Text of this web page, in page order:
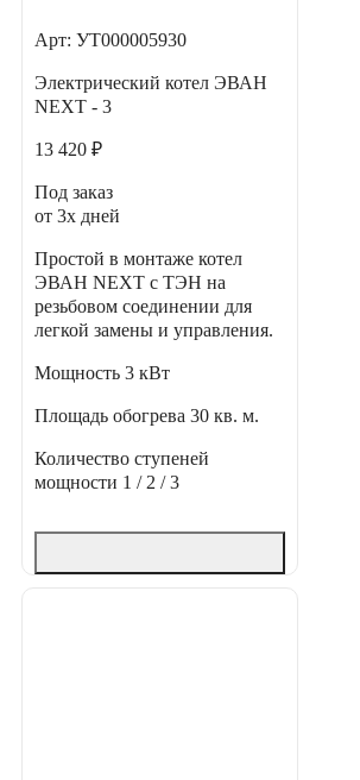
Арт: УТ000005930
Электрический котел ЭВАН
NEXT - 3
13 420 ₽
Под заказ
от 3х дней
Простой в монтаже котел
ЭВАН NEXT с ТЭН на
резьбовом соединении для
легкой замены и управления.
Мощность 3 кВт
Площадь обогрева 30 кв. м.
Количество ступеней
мощности 1 / 2 / 3